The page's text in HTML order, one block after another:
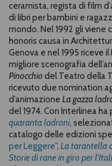
ceramista, regista di film
di libri per bambini e
mondo. Nel 1992 gli viene
honoris causa in
Genova e nel 1995 riceve
migliore scenografia
Pinocchio del Teatro della
ricevuto due nomination
d’animazione La gazza
del 1974. Con Interlinea
quaranta ladroni,
catalogo delle edizioni
per Leggere", La tarantella
Storie di rane in giro per